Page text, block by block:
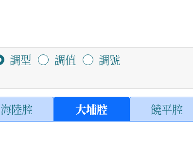
調型 調值 調號
海陸腔 大埔腔 饒平腔